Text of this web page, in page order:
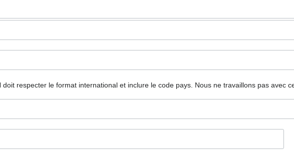
respecter le format international et inclure le code pays. Nous ne travaillons pas avec